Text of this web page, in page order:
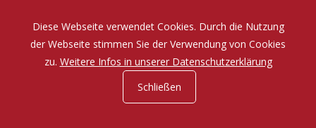
Eine Zauberposse von Michael Ende
Diese Webseite verwendet Cookies. Durch die Nutzung
der Webseite stimmen Sie der Verwendung von Cookies
zu. Weitere Infos in unserer Datenschutzerklärung
Schließen